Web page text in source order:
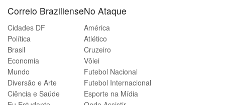
Correio Braziliense
Cidades DF
Política
Brasil
Economia
Mundo
Diversão e Arte
Ciência e Saúde
No Ataque
América
Atlético
Cruzeiro
Vôlei
Futebol Nacional
Futebol Internacional
Esporte na Mídia